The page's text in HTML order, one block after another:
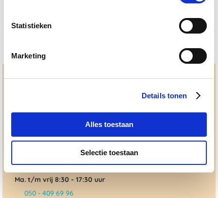
Statistieken
Marketing
Details tonen
Alles toestaan
Selectie toestaan
Hulp en advies nodig?
Jouw paard gezond houden en krijgen. Dat is waar we het
gedreven door onze visie: het leveren van producten van
topkwaliteit, uitgebreide informatieverstrekking en
beloven en rusten pas als jij tevreden bent; dat menen we en
Ma. t/m vrij 8:30 - 17:30 uur
050 - 409 69 96